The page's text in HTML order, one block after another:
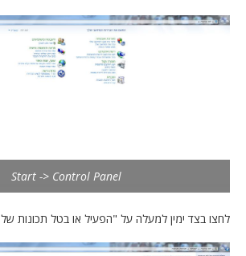
Start -> Control Panel
לחצו בצד ימין למעלה על "הפעיל או בטל תכונות של Windows"